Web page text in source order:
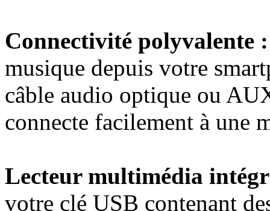
Connectivité polyvalente :
musique depuis votre
câble audio optique ou
connecte facilement à une
Lecteur multimédia
votre clé USB contenant